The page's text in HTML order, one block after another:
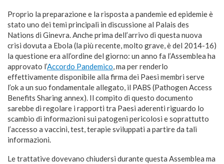
Proprio la preparazione e la risposta a pandemie ed epidemie è
stato uno dei temi principali in discussione al Palais des
Nations di Ginevra. Anche prima dell’arrivo di questa nuova
crisi dovuta a Ebola (la più recente, molto grave, è del 2014-16)
la questione era all’ordine del giorno: un anno fa l’Assemblea ha
approvato l’Accordo Pandemico, ma per renderlo
effettivamente disponibile alla firma dei Paesi membri serve
l’ok a un suo fondamentale allegato, il PABS (Pathogen Access
Benefits Sharing annex). Il compito di questo documento
sarebbe di regolare i rapporti tra Paesi aderenti riguardo lo
scambio di informazioni sui patogeni pericolosi e soprattutto
l’accesso a vaccini, test, terapie sviluppati a partire da tali
informazioni.
Le trattative dovevano chiudersi durante questa Assemblea ma